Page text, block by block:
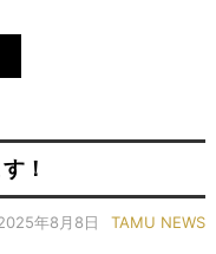
！
年8月8日 TAMU NEWS